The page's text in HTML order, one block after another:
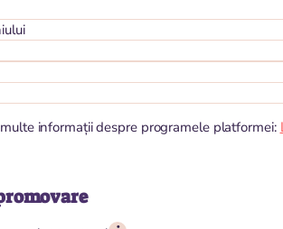
informații despre programele platformei: